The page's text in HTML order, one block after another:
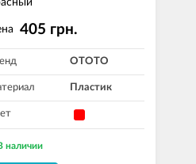
405 грн.
OTOTO
Пластик
наличии